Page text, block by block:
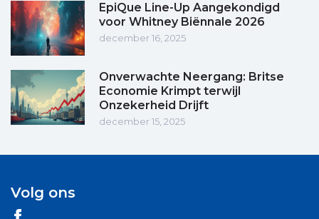
EpiQue Line-Up Aangekondigd
voor Whitney Biënnale 2026
december 16, 2025
Onverwachte Neergang: Britse
Economie Krimpt terwijl
Onzekerheid Drijft
december 15, 2025
Volg ons